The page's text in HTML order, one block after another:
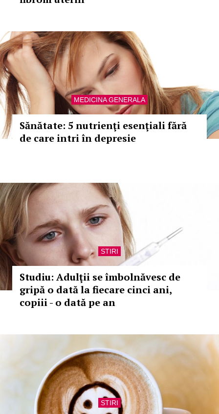
MEDICINA GENERALA
Sănătate: 5 nutrienţi esenţiali fără
de care intri în depresie
STIRI
Studiu: Adulţii se îmbolnăvesc de
gripă o dată la fiecare cinci ani,
copiii - o dată pe an
STIRI